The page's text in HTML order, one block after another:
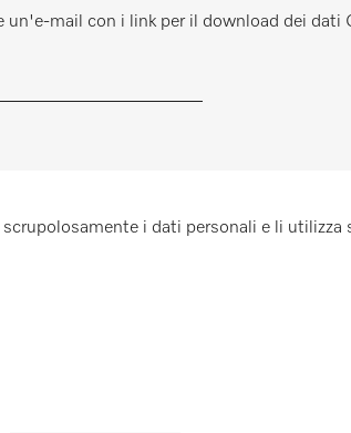
mail con i link per il download dei dati
i dati personali e li